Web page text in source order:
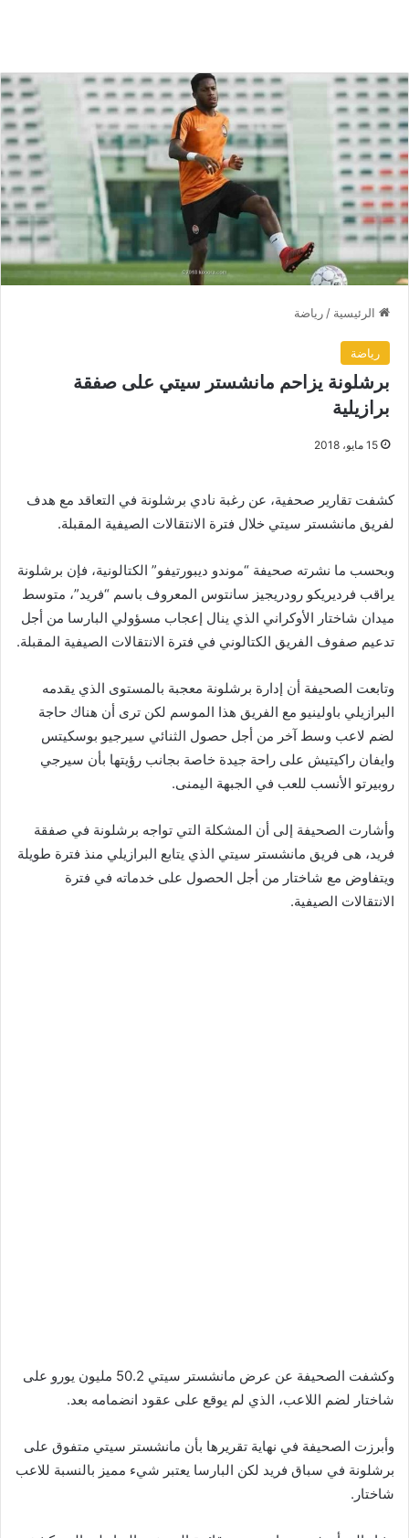
الرئيسية / رياضة
رياضة
برشلونة يزاحم مانشستر سيتي على صفقة
برازيلية
15 مايو، 2018
كشفت تقارير صحفية، عن رغبة نادي برشلونة في التعاقد مع هدف
لفريق مانشستر سيتي خلال فترة الانتقالات الصيفية المقبلة.
وبحسب ما نشرته صحيفة “موندو ديبورتيفو” الكتالونية، فإن برشلونة
يراقب فرديريكو رودريجيز سانتوس المعروف باسم “فريد”، متوسط
ميدان شاختار الأوكراني الذي ينال إعجاب مسؤولي البارسا من أجل
تدعيم صفوف الفريق الكتالوني في فترة الانتقالات الصيفية المقبلة.
وتابعت الصحيفة أن إدارة برشلونة معجبة بالمستوى الذي يقدمه
البرازيلي باولينيو مع الفريق هذا الموسم لكن ترى أن هناك حاجة
لضم لاعب وسط آخر من أجل حصول الثنائي سيرجيو بوسكيتس
وايفان راكيتيش على راحة جيدة خاصة بجانب رؤيتها بأن سيرجي
روبيرتو الأنسب للعب في الجبهة اليمنى.
وأشارت الصحيفة إلى أن المشكلة التي تواجه برشلونة في صفقة
فريد، هى فريق مانشستر سيتي الذي يتابع البرازيلي منذ فترة طويلة
ويتفاوض مع شاختار من أجل الحصول على خدماته في فترة
الانتقالات الصيفية.
وكشفت الصحيفة عن عرض مانشستر سيتي 50.2 مليون يورو على
شاختار لضم اللاعب، الذي لم يوقع على عقود انضمامه بعد.
وأبرزت الصحيفة في نهاية تقريرها بأن مانشستر سيتي متفوق على
برشلونة في سباق فريد لكن البارسا يعتبر شيء مميز بالنسبة للاعب
شاختار.